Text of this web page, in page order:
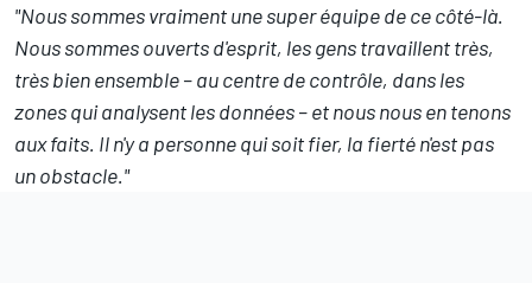
"Nous sommes vraiment une super équipe de ce côté-là.
Nous sommes ouverts d'esprit, les gens travaillent très,
très bien ensemble – au centre de contrôle, dans les
zones qui analysent les données – et nous nous en tenons
aux faits. Il n'y a personne qui soit fier, la fierté n'est pas
un obstacle."